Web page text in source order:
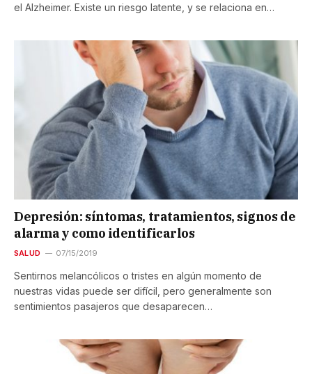
el Alzheimer. Existe un riesgo latente, y se relaciona en…
Depresión: síntomas, tratamientos, signos de
alarma y como identificarlos
SALUD 07/15/2019
Sentirnos melancólicos o tristes en algún momento de
nuestras vidas puede ser difícil, pero generalmente son
sentimientos pasajeros que desaparecen…